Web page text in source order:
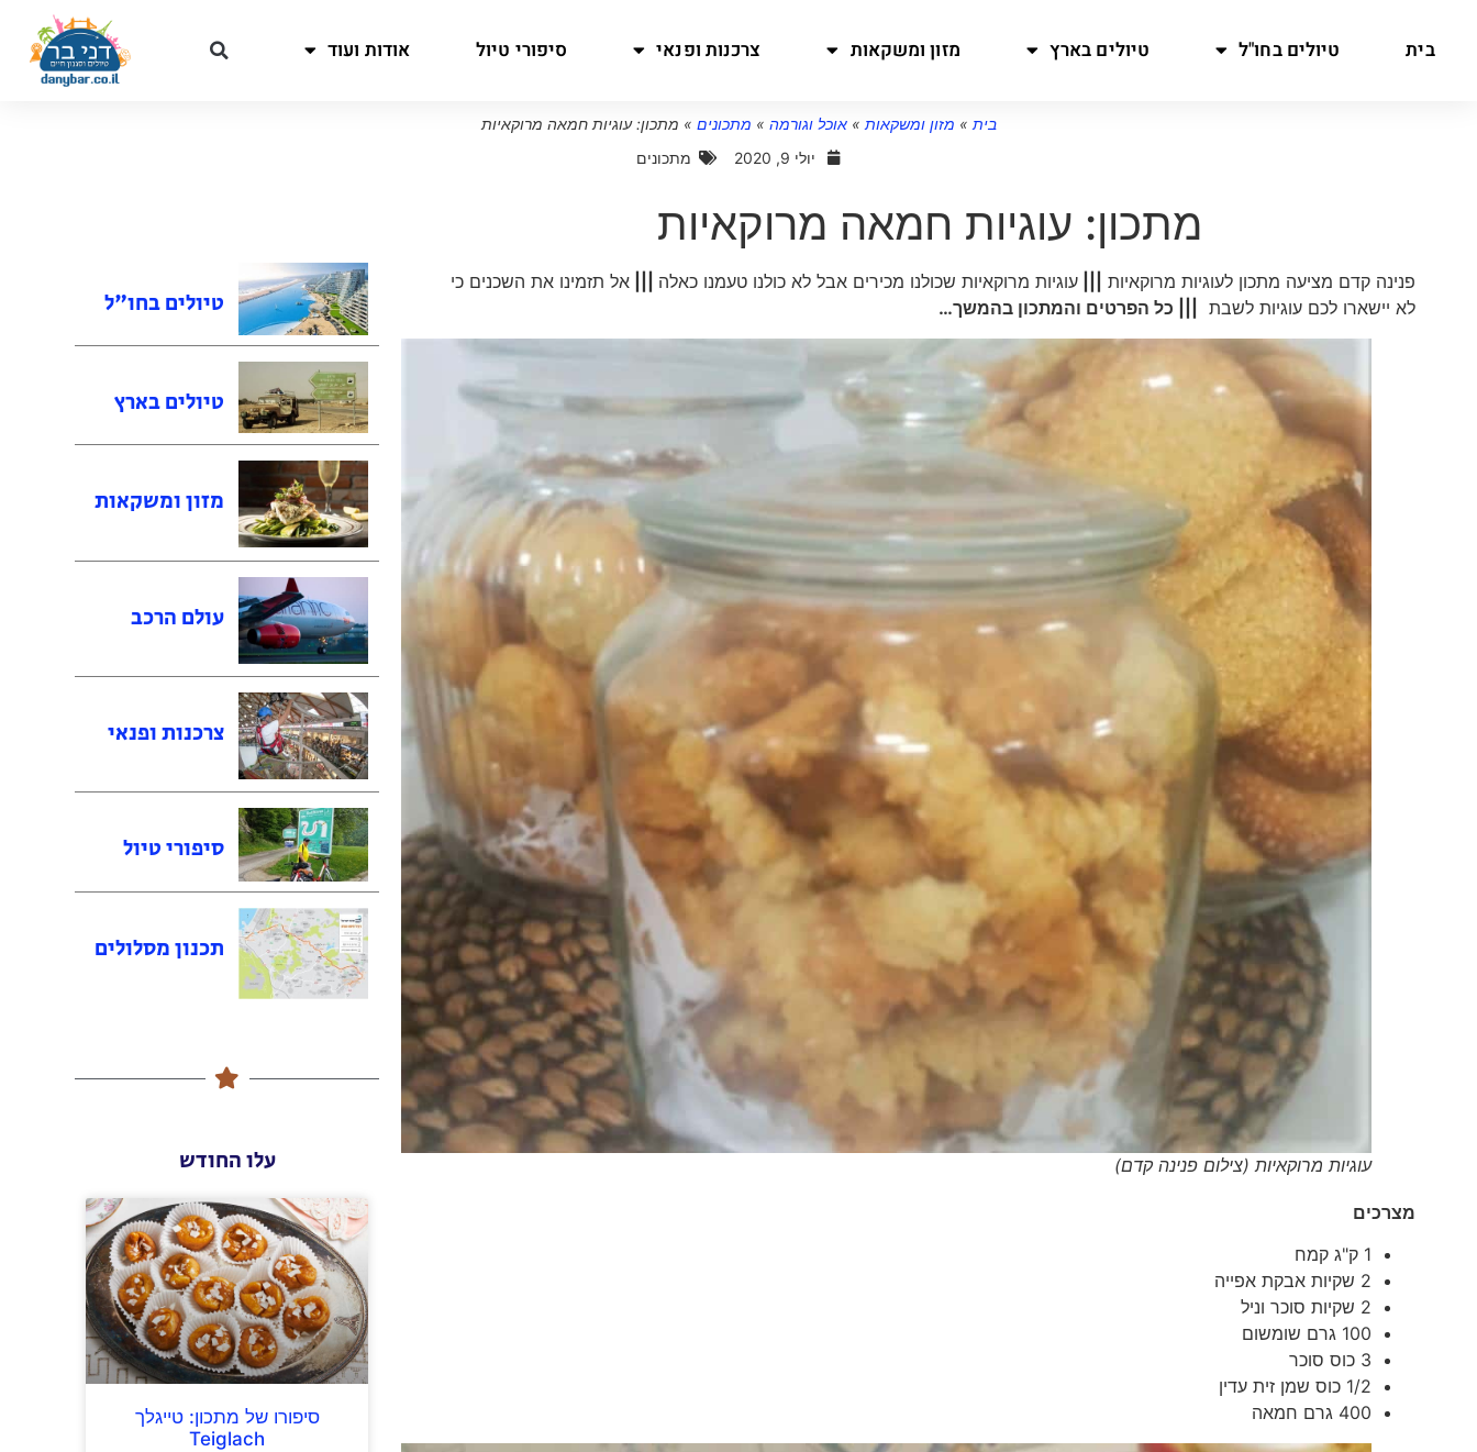
בית טיולים בחו"ל טיולים בארץ מזון ומשקאות צרכנות ופנאי סיפורי טיול אודות ועוד
בית » מזון ומשקאות »אוכל וגורמה » מתכונים » מתכון: עוגיות חמאה מרוקאיות
יולי 9, 2020
מתכונים
מתכון: עוגיות חמאה מרוקאיות
פנינה קדם מציעה מתכון לעוגיות מרוקאיות |||עוגיות מרוקאיות שכולנו מכירים אבל לא כולנו טעמנו כאלה |||אל תזמינו את השכנים כי
לא יישארו לכם עוגיות לשבת
||| כל הפרטים והמתכון בהמשך…
עוגיות מרוקאיות (צילום פנינה קדם)
מצרכים
1 ק"ג קמח
2 שקיות אבקת אפייה
2 שקיות סוכר וניל
100 גרם שומשום
3 כוס סוכר
1/2 כוס שמן זית עדין
400 גרם חמאה
טיולים בחו"ל
טיולים בארץ
מזון ומשקאות
עולם הרכב
צרכנות ופנאי
סיפורי טיול
תכנון מסלולים
עלו החודש
סיפורו של מתכון: טייגלך
Teiglach